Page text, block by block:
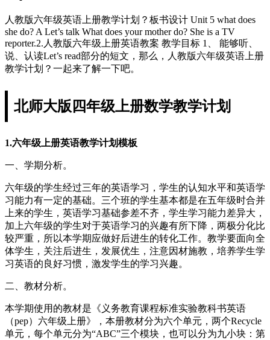
人教版六年级英语上册教学计划？板书设计 Unit 5 what does
she do? A Let’s talk What does your mother do? She is a TV
reporter.2.人教版六年级上册英语教案 教学目标 1、 能够听、
说、认读Let’s read部分的短文，那么，人教版六年级英语上册
教学计划？一起来了解一下吧。
北师大版四年级上册数学教学计划
1.六年级上册英语教学计划模板
一、学期分析。
六年级的学生经过三年的英语学习，学生的认知水平和英语学
习能力有一定的基础。三个班的学生基本都是在五年级时合并
上来的学生，英语学习基础参差不齐，学生学习能力差异大，
加上六年级的学生对于英语学习的兴趣有所下降，两极分化比
较严重，所以本学期应做好后进生的转化工作。教学要面向全
体学生，关注后进生，发展优生，注意因材施教，培养学生学
习英语的良好习惯，激发学生的学习兴趣。
二、教材分析。
本学期使用的教材是《义务教育课程标准实验教科书英语
（pep）六年级上册》，本册教材分为六个单元，两个Recycle
单元，每个单元分为“ABC”三个模块，也可以分为九小块：第